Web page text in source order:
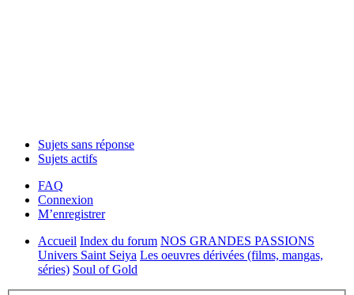
Sujets sans réponse
Sujets actifs
FAQ
Connexion
M’enregistrer
Accueil Index du forum NOS GRANDES PASSIONS
Univers Saint Seiya Les oeuvres dérivées (films, mangas,
séries) Soul of Gold